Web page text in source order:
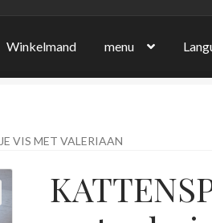
Winkelmand menu
VIS MET VALERIAAN